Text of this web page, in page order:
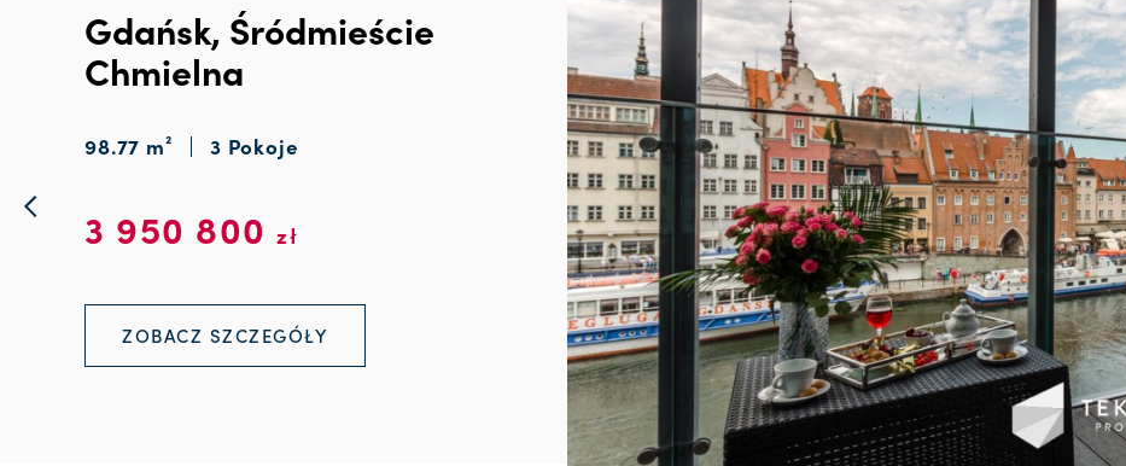
Gdańsk, Śródmieście
Chmielna
98.77 m² 3 Pokoje
3 950 800 zł
ZOBACZ SZCZEGÓŁY